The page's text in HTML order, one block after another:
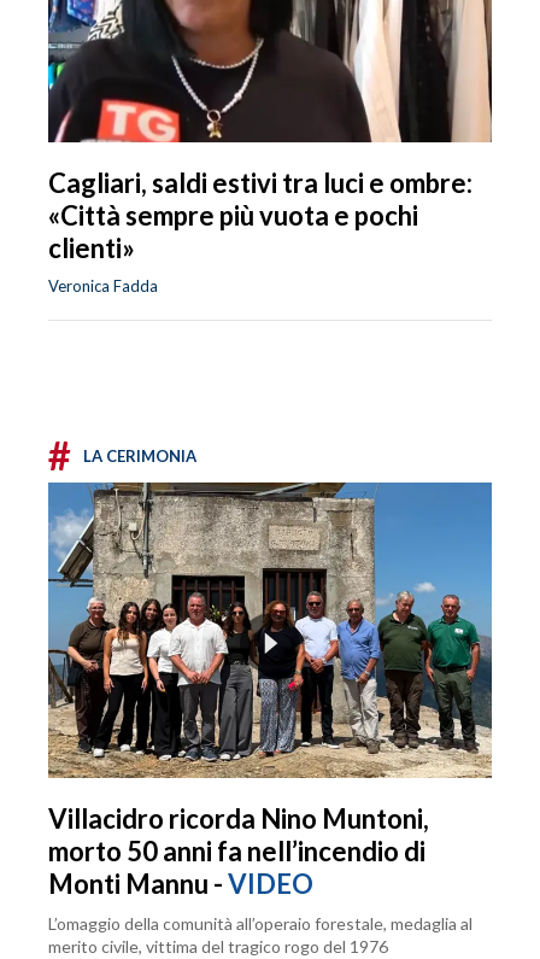
Cagliari, saldi estivi tra luci e ombre:
«Città sempre più vuota e pochi
clienti»
Veronica Fadda
# LA CERIMONIA
Villacidro ricorda Nino Muntoni,
morto 50 anni fa nell’incendio di
Monti Mannu -VIDEO
L’omaggio della comunità all’operaio forestale, medaglia al
merito civile, vittima del tragico rogo del 1976